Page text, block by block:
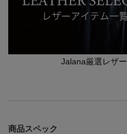
Jalana厳選レザ
商品スペック